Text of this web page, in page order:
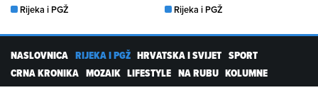
Rijeka i PGŽ
Rijeka i PGŽ
NASLOVNICA RIJEKA I PGŽ HRVATSKA I SVIJET SPORT
CRNA KRONIKA MOZAIK LIFESTYLE NA RUBU KOLUMNE
PROMO